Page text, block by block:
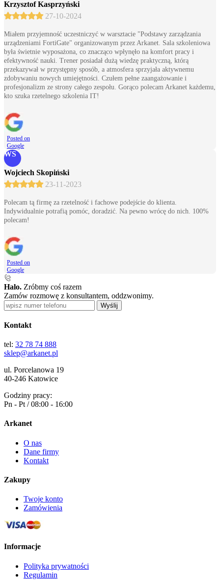
Krzysztof Kasprzyński
27-10-2024
Miałem przyjemność uczestniczyć w warsztacie "Podstawy zarządzania
urządzeniami FortiGate" organizowanym przez Arkanet. Sala szkoleniowa
była świetnie wyposażona, co znacząco wpłynęło na komfort pracy i
efektywność nauki. Trener posiadał dużą wiedzę praktyczną, którą
przekazywał w przystępny sposób, a atmosfera sprzyjała aktywnemu
zdobywaniu nowych umiejętności. Czułem pełne zaangażowanie i
profesjonalizm ze strony całego zespołu. Gorąco polecam Arkanet każdemu,
kto szuka rzetelnego szkolenia IT!
Posted on
Google
WS
Wojciech Skopiński
23-11-2023
Polecam tą firmę za rzetelność i fachowe podejście do klienta.
Indywidualnie potrafią pomóc, doradzić. Na pewno wrócę do nich. 100%
polecam!
Posted on
Google
Halo. Zróbmy coś razem
Zamów rozmowę z konsultantem, oddzwonimy.
Wyślij
Kontakt
tel: 32 78 74 888
sklep@arkanet.pl
ul. Porcelanowa 19
40-246 Katowice
Godziny pracy:
Pn - Pt / 08:00 - 16:00
Arkanet
O nas
Dane firmy
Kontakt
Zakupy
Twoje konto
Zamówienia
Informacje
Polityka prywatności
Regulamin